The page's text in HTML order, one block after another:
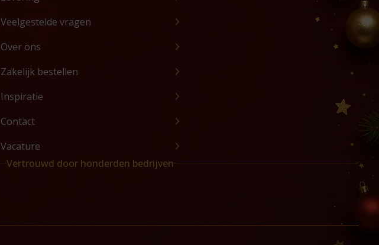
Veelgestelde vragen
Over ons
Zakelijk bestellen
Inspiratie
Contact
Vacature
Vertrouwd door honderden bedrijven